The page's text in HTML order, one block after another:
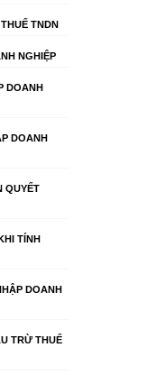
TNDN
NGHIỆP
DOANH
DOANH
QUYẾT
TÍNH
DOANH
TRỪ THUẾ